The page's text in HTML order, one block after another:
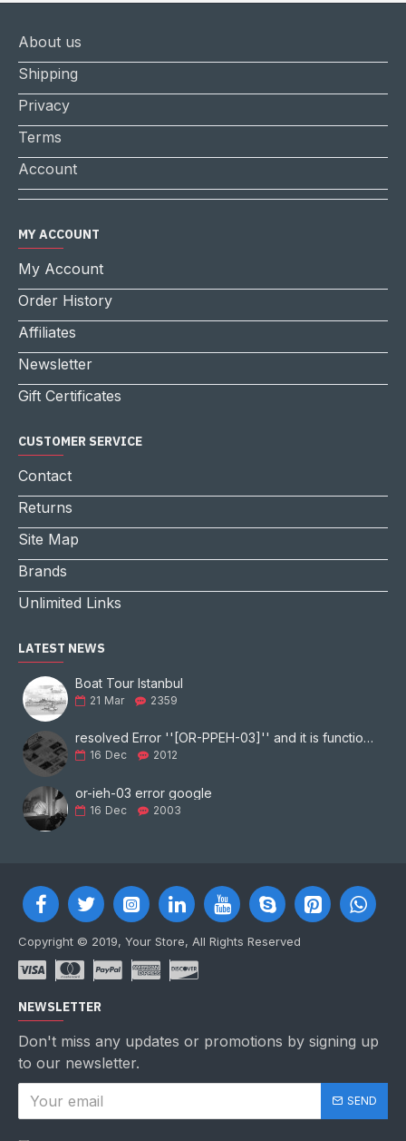
About us
Shipping
Privacy
Terms
Account
MY ACCOUNT
My Account
Order History
Affiliates
Newsletter
Gift Certificates
CUSTOMER SERVICE
Contact
Returns
Site Map
Brands
Unlimited Links
LATEST NEWS
Boat Tour Istanbul
21 Mar 2359
resolved Error ''[OR-PPEH-03]'' and it is functioning properly google ads paypal
16 Dec 2012
or-ieh-03 error google
16 Dec 2003
Copyright © 2019, Your Store, All Rights Reserved
NEWSLETTER
Don't miss any updates or promotions by signing up
to our newsletter.
SEND